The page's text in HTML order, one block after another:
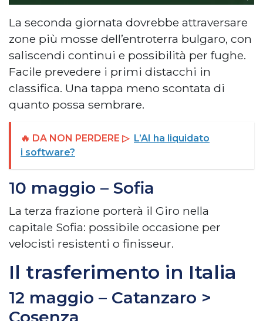
La seconda giornata dovrebbe attraversare
zone più mosse dell’entroterra bulgaro, con
saliscendi continui e possibilità per fughe.
Facile prevedere i primi distacchi in
classifica. Una tappa meno scontata di
quanto possa sembrare.
🔥 DA NON PERDERE ▷ L’AI ha liquidato
i software?
10 maggio – Sofia
La terza frazione porterà il Giro nella
capitale Sofia: possibile occasione per
velocisti resistenti o finisseur.
Il trasferimento in Italia
12 maggio – Catanzaro >
Cosenza